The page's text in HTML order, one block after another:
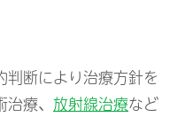
断により治療方針を
療、 放射線治療など